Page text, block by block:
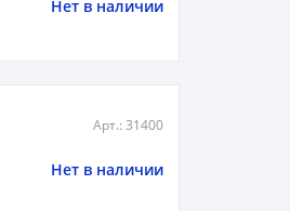
Нет в наличии
Арт.: 31400
Нет в наличии